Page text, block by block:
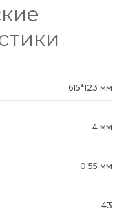
615*123 мм
4 мм
0.55 мм
43